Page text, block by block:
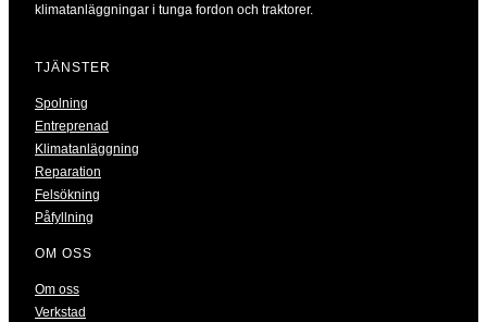
klimatanläggningar i tunga fordon och traktorer.
TJÄNSTER
Spolning
Entreprenad
Klimatanläggning
Reparation
Felsökning
Påfyllning
OM OSS
Om oss
Verkstad